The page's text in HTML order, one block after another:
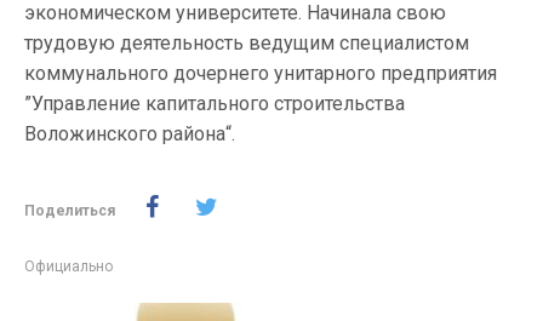
экономическом университете. Начинала свою
трудовую деятельность ведущим специалистом
коммунального дочернего унитарного предприятия
”Управление капитального строительства
Воложинского района“.
Поделиться
Официально